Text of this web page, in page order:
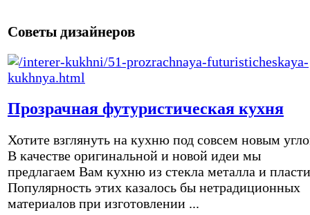
Советы дизайнеров
Прозрачная футуристическая кухня
Хотите взглянуть на кухню под совсем новым
В качестве оригинальной и новой идеи мы
предлагаем Вам кухню из стекла металла и
Популярность этих казалось бы нетрадиционных
материалов при изготовлении ...